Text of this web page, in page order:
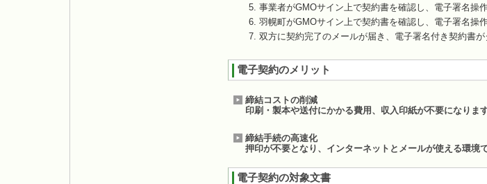
事業者がGMOサイン上で契約書を確認し、電子署名操作
羽幌町がGMOサイン上で契約書を確認し、電子署名操作
双方に契約完了のメールが届き、電子署名付き契約書が
電子契約のメリット
締結コストの削減
印刷・製本や送付にかかる費用、収入印紙が不要になります
締結手続の高速化
押印が不要となり、インターネットとメールが使える環境
電子契約の対象文書